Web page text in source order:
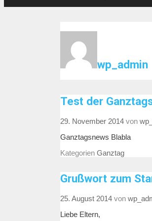
wp_admin
Test der
29. November 2014 von
Ganztagsnews Blabla
Kategorien Ganztag
Grußwort zum
25. August 2014 von
Liebe Eltern,